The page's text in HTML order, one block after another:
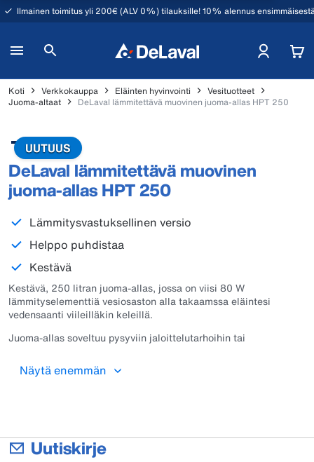
Ilmainen toimitus yli 200€ (ALV 0%) tilauksille! 10% alennus
Koti Verkkokauppa Eläinten hyvinvointi
Vesituotteet
Juoma-altaat
DeLaval lämmitettävä muovinen juoma-allas HPT 250
UUTUUS
DeLaval lämmitettävä muovinen
juoma-allas HPT 250
Lämmitysvastuksellinen versio
Helppo puhdistaa
Kestävä
Kestävä, 250 litran juoma-allas, jossa on viisi 80 W
lämmityselementtiä vesiosaston alla takaamssa eläintesi
vedensaanti viileilläkin keleillä.
Juoma-allas soveltuu pysyviin jaloittelutarhoihin tai
lisäksi erillinen venttiililämmitys varmistamaan veden syötön
jäätymättömyys.
tulee estää esimerkiksi altaan yläpuolelle asennettavalla
suojaraudalla. Sähköasennus vaatii 24 V muuntajan, joka
Näytä enemmän
Uutiskirje